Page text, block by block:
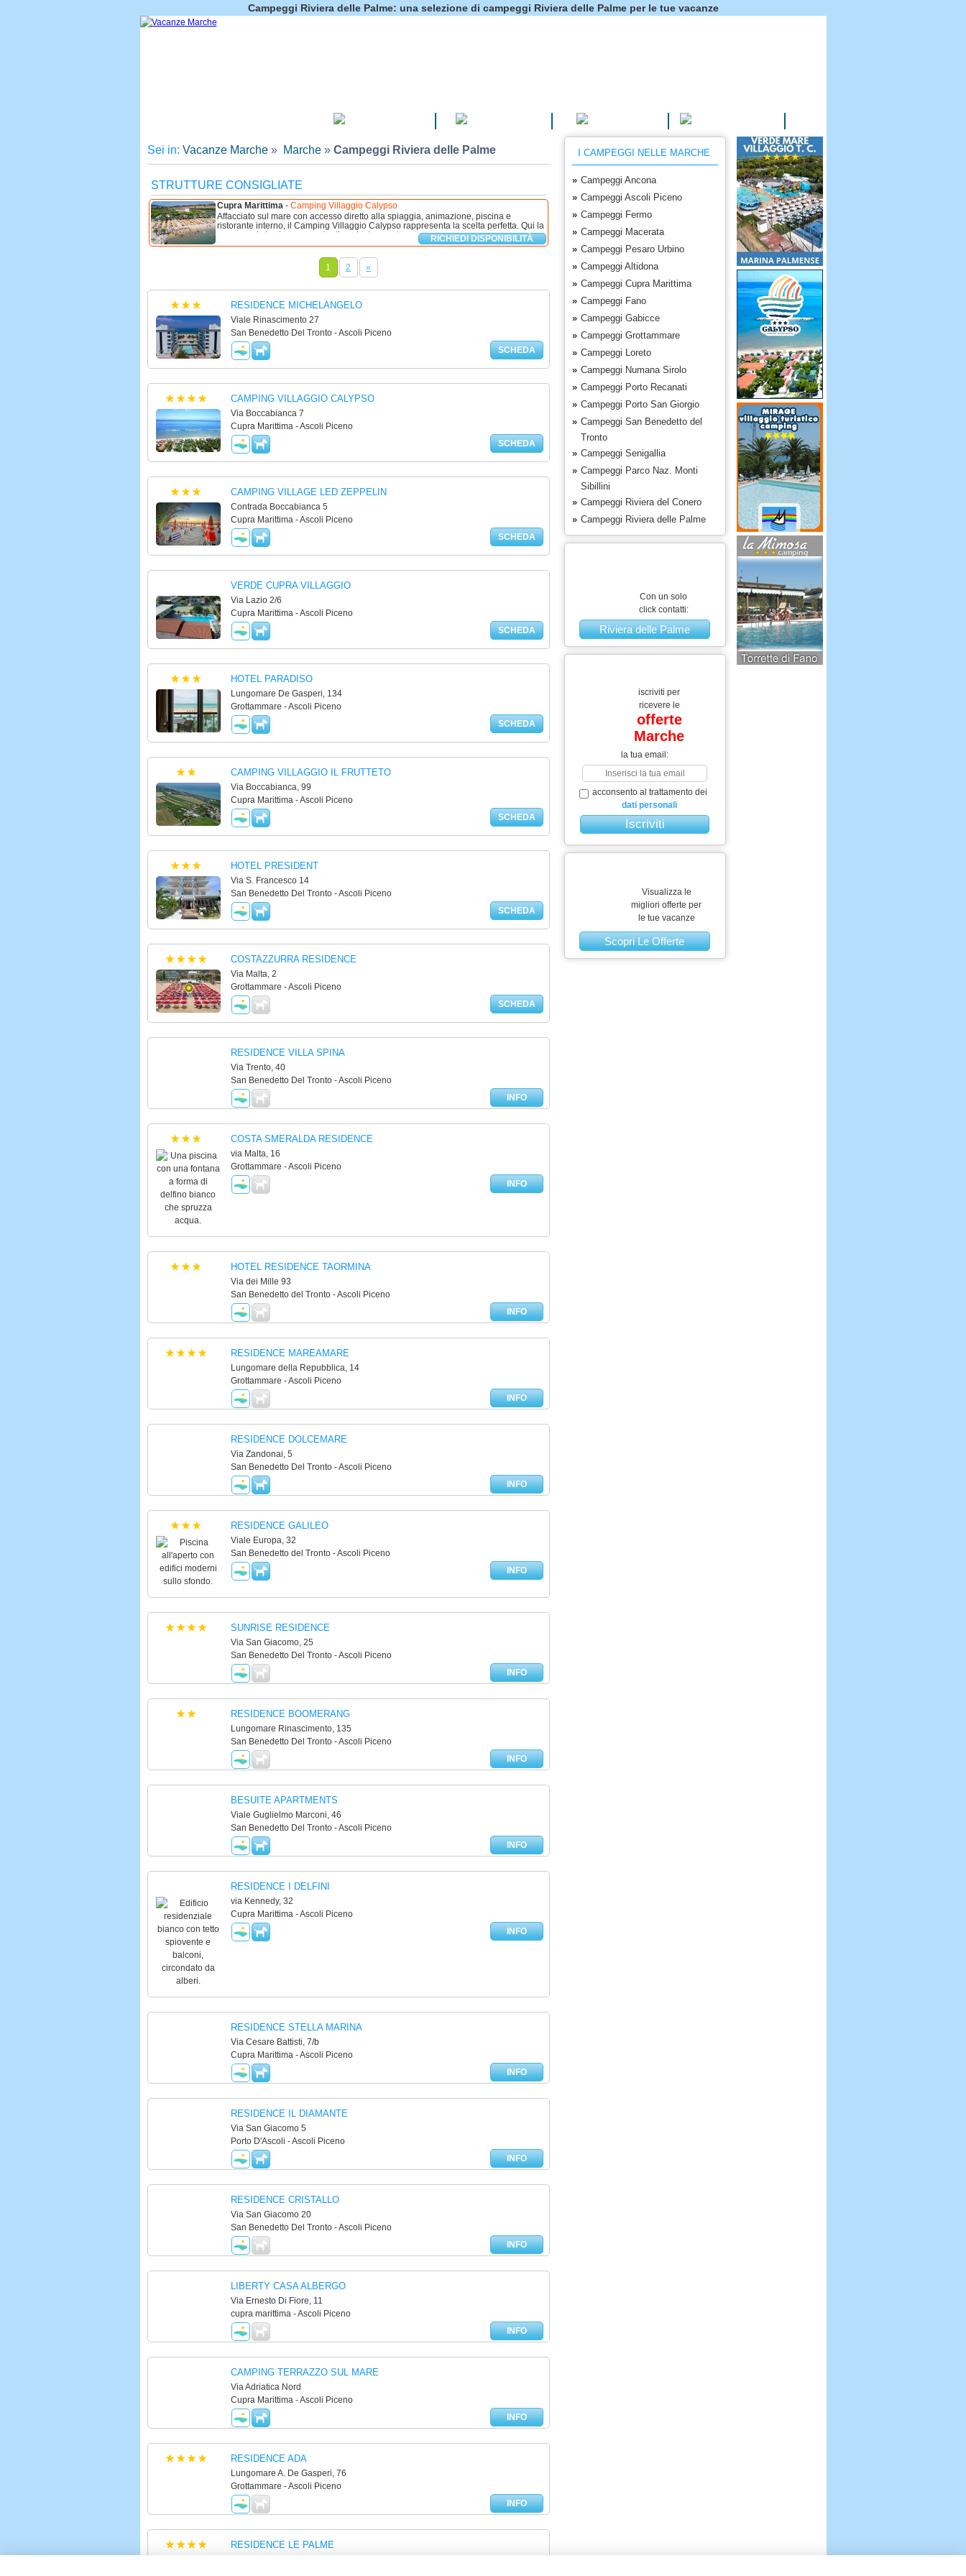
Campeggi Riviera delle Palme: una selezione di campeggi Riviera delle Palme per le tue vacanze
Sei in: Vacanze Marche» Marche» Campeggi Riviera delle Palme
STRUTTURE CONSIGLIATE
Cupra Marittima- Camping Villaggio Calypso
Affacciato sul mare con accesso diretto alla spiaggia, animazione, piscina e
ristorante interno, il Camping Villaggio Calypso rappresenta la scelta perfetta. Qui la
vacanza si vive tra mare autentico, risate spontanee e ...RICHIEDI DISPONIBILITÀ
1 2 »
RESIDENCE MICHELANGELO
Viale Rinascimento 27
San Benedetto Del Tronto - Ascoli Piceno
SCHEDA
CAMPING VILLAGGIO CALYPSO
Via Boccabianca 7
Cupra Marittima - Ascoli Piceno
SCHEDA
CAMPING VILLAGE LED ZEPPELIN
Contrada Boccabianca 5
Cupra Marittima - Ascoli Piceno
SCHEDA
VERDE CUPRA VILLAGGIO
Via Lazio 2/6
Cupra Marittima - Ascoli Piceno
SCHEDA
HOTEL PARADISO
Lungomare De Gasperi, 134
Grottammare - Ascoli Piceno
SCHEDA
CAMPING VILLAGGIO IL FRUTTETO
Via Boccabianca, 99
Cupra Marittima - Ascoli Piceno
SCHEDA
HOTEL PRESIDENT
Via S. Francesco 14
San Benedetto Del Tronto - Ascoli Piceno
SCHEDA
COSTAZZURRA RESIDENCE
Via Malta, 2
Grottammare - Ascoli Piceno
SCHEDA
RESIDENCE VILLA SPINA
Via Trento, 40
San Benedetto Del Tronto - Ascoli Piceno
INFO
COSTA SMERALDA RESIDENCE
via Malta, 16
Grottammare - Ascoli Piceno
INFO
HOTEL RESIDENCE TAORMINA
Via dei Mille 93
San Benedetto del Tronto - Ascoli Piceno
INFO
RESIDENCE MAREAMARE
Lungomare della Repubblica, 14
Grottammare - Ascoli Piceno
INFO
RESIDENCE DOLCEMARE
Via Zandonai, 5
San Benedetto Del Tronto - Ascoli Piceno
INFO
RESIDENCE GALILEO
Viale Europa, 32
San Benedetto del Tronto - Ascoli Piceno
INFO
SUNRISE RESIDENCE
Via San Giacomo, 25
San Benedetto Del Tronto - Ascoli Piceno
INFO
RESIDENCE BOOMERANG
Lungomare Rinascimento, 135
San Benedetto Del Tronto - Ascoli Piceno
INFO
BESUITE APARTMENTS
Viale Guglielmo Marconi, 46
San Benedetto Del Tronto - Ascoli Piceno
INFO
RESIDENCE I DELFINI
via Kennedy, 32
Cupra Marittima - Ascoli Piceno
INFO
RESIDENCE STELLA MARINA
Via Cesare Battisti, 7/b
Cupra Marittima - Ascoli Piceno
INFO
RESIDENCE IL DIAMANTE
Via San Giacomo 5
Porto D'Ascoli - Ascoli Piceno
INFO
RESIDENCE CRISTALLO
Via San Giacomo 20
San Benedetto Del Tronto - Ascoli Piceno
INFO
LIBERTY CASA ALBERGO
Via Ernesto Di Fiore, 11
cupra marittima - Ascoli Piceno
INFO
CAMPING TERRAZZO SUL MARE
Via Adriatica Nord
Cupra Marittima - Ascoli Piceno
INFO
RESIDENCE ADA
Lungomare A. De Gasperi, 76
Grottammare - Ascoli Piceno
INFO
RESIDENCE LE PALME
I CAMPEGGI NELLE MARCHE
» Campeggi Ancona
» Campeggi Ascoli Piceno
» Campeggi Fermo
» Campeggi Macerata
» Campeggi Pesaro Urbino
» Campeggi Altidona
» Campeggi Cupra Marittima
» Campeggi Fano
» Campeggi Gabicce
» Campeggi Grottammare
» Campeggi Loreto
» Campeggi Numana Sirolo
» Campeggi Porto Recanati
» Campeggi Porto San Giorgio
» Campeggi San Benedetto del
Tronto
» Campeggi Senigallia
» Campeggi Parco Naz. Monti
Sibillini
» Campeggi Riviera del Conero
» Campeggi Riviera delle Palme
Con un solo
click contatti:
Riviera delle Palme
iscriviti per
ricevere le
offerte
Marche
la tua email:
acconsento al trattamento dei
dati personali
Visualizza le
migliori offerte per
le tue vacanze
Scopri Le Offerte